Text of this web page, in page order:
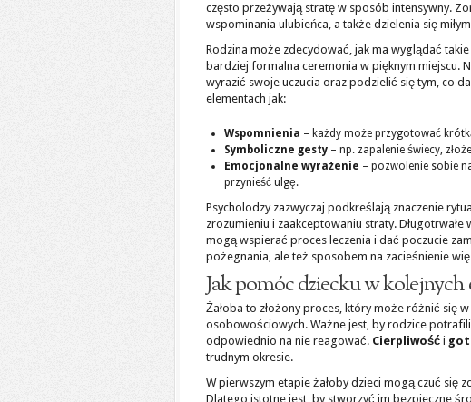
często przeżywają stratę w sposób intensywny.
wspominania ulubieńca, a także dzielenia się
Rodzina może zdecydować, jak ma wyglądać
bardziej formalna ceremonia w pięknym miejscu.
wyrazić swoje uczucia oraz podzielić się tym, co
elementach jak:
Wspomnienia – każdy może przygotować
Symboliczne gesty – np. zapalenie świecy,
Emocjonalne wyrażenie – pozwolenie sobie
przynieść ulgę.
Psycholodzy zazwyczaj podkreślają znaczenie
zrozumieniu i zaakceptowaniu straty.
mogą wspierać proces leczenia i dać poczucie
pożegnania, ale też sposobem na zacieśnienie
Jak pomóc dziecku w kolejnych
Żałoba to złożony proces, który może różnić się
osobowościowych. Ważne jest, by rodzice
odpowiednio na nie reagować. Cierpliwość i
trudnym okresie.
W pierwszym etapie żałoby dzieci mogą czuć się
Dlatego istotne jest, by stworzyć im bezpieczne